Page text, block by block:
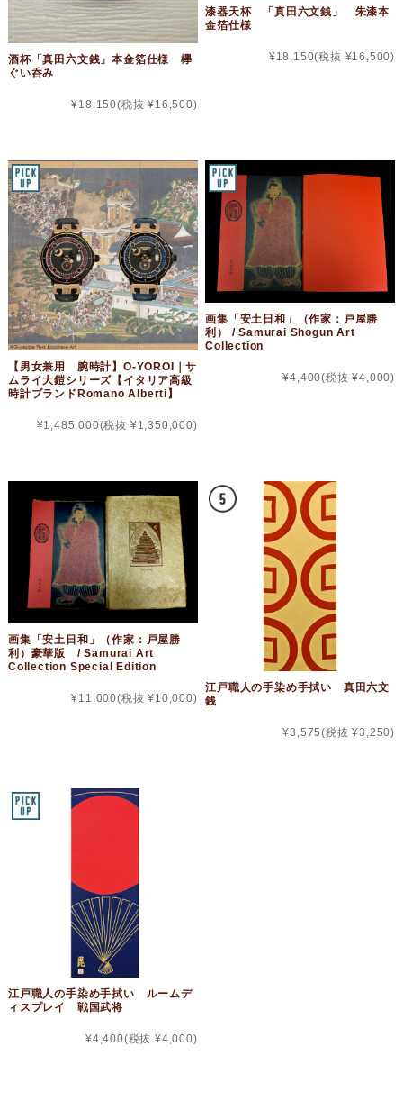
酒杯「真田六文銭」本金箔仕様 欅
ぐい呑み
¥18,150(税抜 ¥16,500)
漆器天杯 「真田六文銭」 朱漆本
金箔仕様
¥18,150(税抜 ¥16,500)
【男女兼用 腕時計】O-YOROI｜サ
ムライ大鎧シリーズ【イタリア高級
時計ブランドRomano Alberti】
¥1,485,000(税抜 ¥1,350,000)
画集「安土日和」（作家：戸屋勝
利） / Samurai Shogun Art
Collection
¥4,400(税抜 ¥4,000)
画集「安土日和」（作家：戸屋勝
利）豪華版 / Samurai Art
Collection Special Edition
¥11,000(税抜 ¥10,000)
江戸職人の手染め手拭い 真田六文
銭
¥3,575(税抜 ¥3,250)
江戸職人の手染め手拭い ルームデ
ィスプレイ 戦国武将
¥4,400(税抜 ¥4,000)